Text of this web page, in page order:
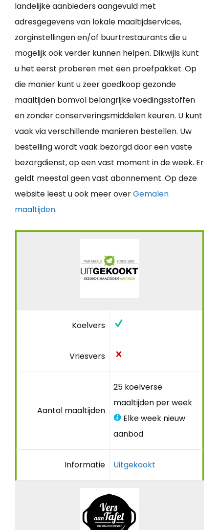
landelijke aanbieders aangevuld met
adresgegevens van lokale maaltijdservices,
zorginstellingen en/of buurtrestaurants die u
mogelijk ook verder kunnen helpen. Dikwijls kunt
u het eerst proberen met een proefpakket. Op
die manier kunt u zeer goedkoop gezonde
maaltijden bomvol belangrijke voedingsstoffen
en zonder conserveringsmiddelen keuren. U kunt
vaak via verschillende manieren bestellen. Uw
bestelling wordt vaak bezorgd door een vaste
bezorgdienst, op een vast moment in de week. Er
geldt meestal geen vast abonnement. Op deze
website leest u ook meer overGemalen
maaltijden.
Koelvers
Vriesvers
Aantal maaltijden
25 koelverse
maaltijden per week
Elke week nieuw
aanbod
Informatie Uitgekookt